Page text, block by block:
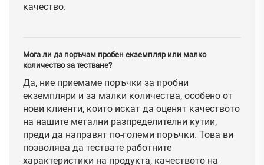
качество.
Мога ли да поръчам пробен екземпляр или малко
количество за тестване?
Да, ние приемаме поръчки за пробни
екземпляри и за малки количества, особено от
нови клиенти, които искат да оценят качеството
на нашите метални разпределителни кутии,
преди да направят по-големи поръчки. Това ви
позволява да тествате работните
характеристики на продукта, качеството на